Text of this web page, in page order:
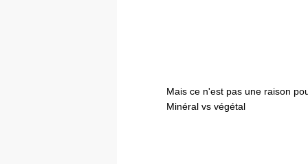
Mais ce n'est pas une raison
Minéral vs végétal